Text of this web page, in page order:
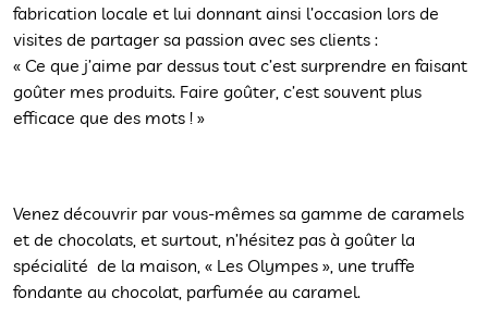
fabrication locale et lui donnant ainsi l’occasion lors de
visites de partager sa passion avec ses clients :
« Ce que j’aime par dessus tout c’est surprendre en faisant
goûter mes produits. Faire goûter, c’est souvent plus
efficace que des mots ! »
Venez découvrir par vous-mêmes sa gamme de caramels
et de chocolats, et surtout, n’hésitez pas à goûter la
spécialité de la maison, « Les Olympes », une truffe
fondante au chocolat, parfumée au caramel.